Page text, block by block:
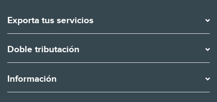
Exporta tus servicios
Doble tributación
Información